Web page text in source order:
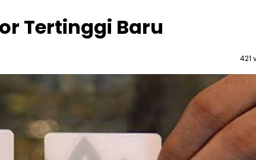
Tertinggi Baru
421